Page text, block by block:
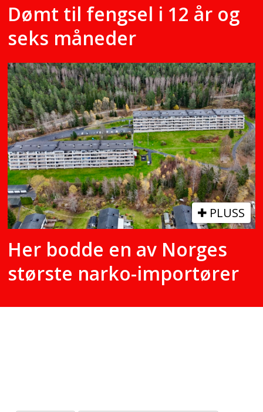
Dømt til fengsel i 12 år og
seks måneder
PLUSS
Her bodde en av Norges
største narko-importører